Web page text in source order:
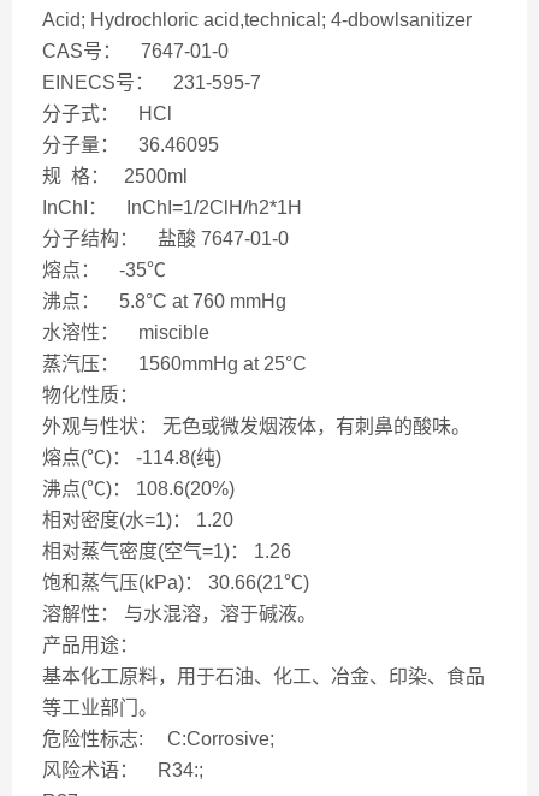
Acid; Hydrochloric acid,technical; 4-dbowlsanitizer
CAS号： 7647-01-0
EINECS号： 231-595-7
分子式： HCl
分子量： 36.46095
规 格： 2500ml
InChI： InChI=1/2ClH/h2*1H
分子结构： 盐酸 7647-01-0
熔点： -35℃
沸点： 5.8°C at 760 mmHg
水溶性： miscible
蒸汽压： 1560mmHg at 25°C
物化性质：
外观与性状： 无色或微发烟液体，有刺鼻的酸味。
熔点(℃)： -114.8(纯)
沸点(℃)： 108.6(20%)
相对密度(水=1)： 1.20
相对蒸气密度(空气=1)： 1.26
饱和蒸气压(kPa)： 30.66(21℃)
溶解性： 与水混溶，溶于碱液。
产品用途：
基本化工原料，用于石油、化工、冶金、印染、食品
等工业部门。
危险性标志: C:Corrosive;
风险术语： R34:;